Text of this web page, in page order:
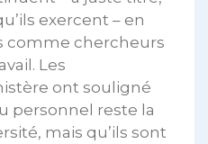
exercent – en
comme chercheurs
Les
ont souligné
personnel reste la
mais qu’ils sont